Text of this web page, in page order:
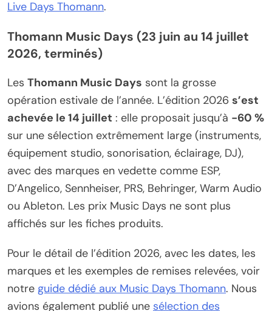
Live Days Thomann.
Thomann Music Days (23 juin au 14 juillet
2026, terminés)
Les Thomann Music Days sont la grosse
opération estivale de l’année. L’édition 2026 s’est
achevée le 14 juillet : elle proposait jusqu’à -60 %
sur une sélection extrêmement large (instruments,
équipement studio, sonorisation, éclairage, DJ),
avec des marques en vedette comme ESP,
D’Angelico, Sennheiser, PRS, Behringer, Warm Audio
ou Ableton. Les prix Music Days ne sont plus
affichés sur les fiches produits.
Pour le détail de l’édition 2026, avec les dates, les
marques et les exemples de remises relevées, voir
notre guide dédié aux Music Days Thomann. Nous
avions également publié une sélection des